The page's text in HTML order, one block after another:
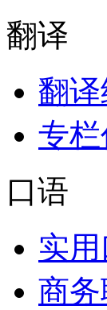
翻译
翻
专
口语
实
商